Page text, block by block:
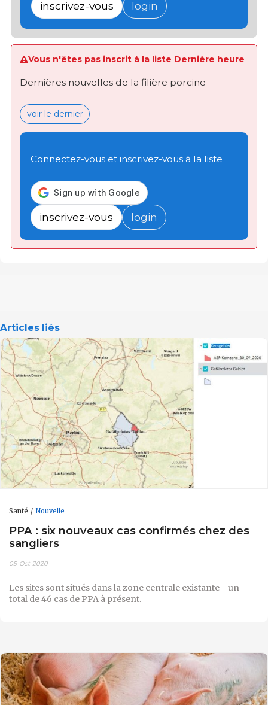
inscrivez-vous login
Vous n'êtes pas inscrit à la liste Dernière heure
Dernières nouvelles de la filière porcine
voir le dernier
Connectez-vous et inscrivez-vous à la liste
inscrivez-vous login
Articles liés
Santé Nouvelle
PPA : six nouveaux cas confirmés chez des
sangliers
05-Oct-2020
Les sites sont situés dans la zone centrale existante - un
total de 46 cas de PPA à présent.